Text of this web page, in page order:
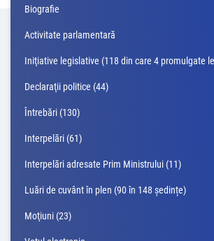
Biografie
Activitate parlamentară
Iniţiative legislative (118 din care 4 promulgate
Declaraţii politice (44)
Întrebări (130)
Interpelări (61)
Interpelări adresate Prim Ministrului (11)
Luări de cuvânt în plen (90 în 148 ședințe)
Moţiuni (23)